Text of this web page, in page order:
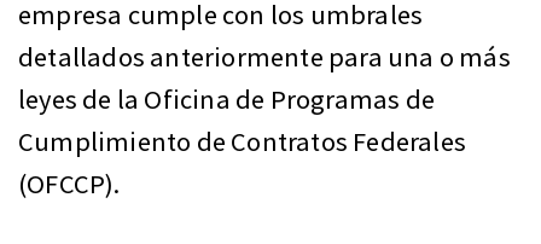
empresa cumple con los umbrales
detallados anteriormente para una o más
leyes de la Oficina de Programas de
Cumplimiento de Contratos Federales
(OFCCP).